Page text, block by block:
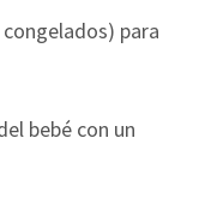
para
bebé con un